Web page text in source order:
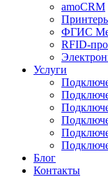
amoCRM
ФГИС
RFID-
Услуги
Блог
Контакты